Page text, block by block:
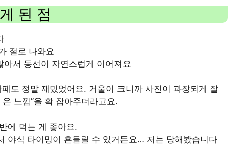
된 점
절로 나와요
서 동선이 자연스럽게 이어져요
도 정말 재밌었어요. 거울이 크니까 사진이 과장되게 잘
느낌”을 확 잡아주더라고요.
에 먹는 게 좋아요.
야식 타이밍이 흔들릴 수 있거든요… 저는 당해봤습니다